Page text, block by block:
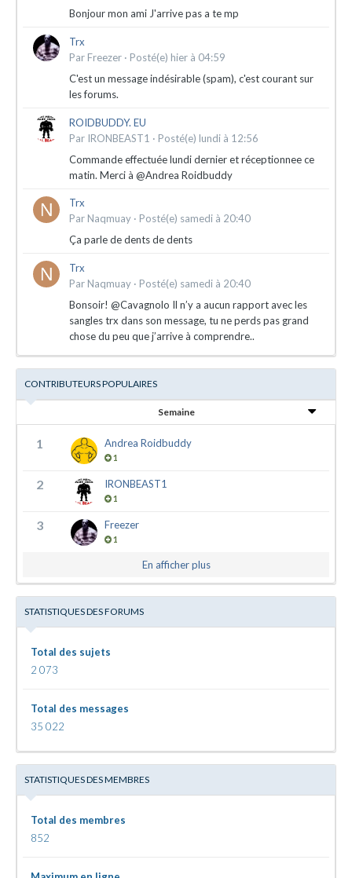
Bonjour mon ami J'arrive pas a te mp
Trx
Par Freezer · Posté(e) hier à 04:59
C'est un message indésirable (spam), c'est courant sur
les forums.
ROIDBUDDY. EU
Par IRONBEAST1 · Posté(e) lundi à 12:56
Commande effectuée lundi dernier et réceptionnee ce
matin. Merci à @Andrea Roidbuddy
Trx
Par Naqmuay · Posté(e) samedi à 20:40
Ça parle de dents de dents
Trx
Par Naqmuay · Posté(e) samedi à 20:40
Bonsoir! @Cavagnolo Il n’y a aucun rapport avec les
sangles trx dans son message, tu ne perds pas grand
chose du peu que j’arrive à comprendre..
CONTRIBUTEURS POPULAIRES
Semaine
1 Andrea Roidbuddy
1
2 IRONBEAST1
1
3 Freezer
1
En afficher plus
STATISTIQUES DES FORUMS
Total des sujets
2 073
Total des messages
35 022
STATISTIQUES DES MEMBRES
Total des membres
852